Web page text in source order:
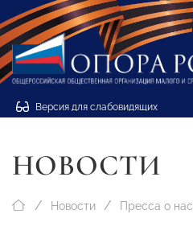
Версия для слабовидящих
НОВОСТИ
Новости Пресса о нас